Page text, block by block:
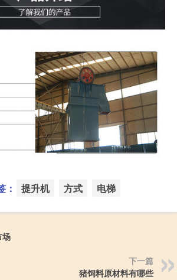
： 提升机 方式 电梯
场
下一篇
猪饲料原材料有哪些